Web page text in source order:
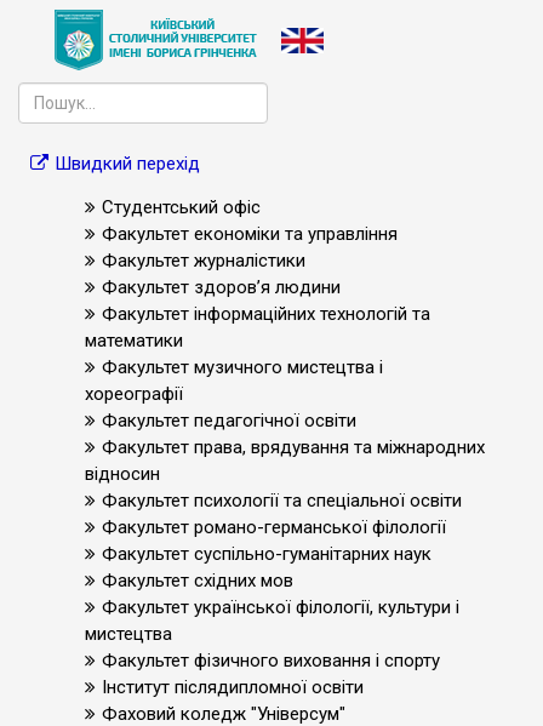
Швидкий перехід
Студентський офіс
Факультет економіки та управління
Факультет журналістики
Факультет здоров’я людини
Факультет інформаційних технологій та
математики
Факультет музичного мистецтва і
хореографії
Факультет педагогічної освіти
Факультет права, врядування та міжнародних
відносин
Факультет психології та спеціальної освіти
Факультет романо-германської філології
Факультет суспільно-гуманітарних наук
Факультет східних мов
Факультет української філології, культури і
мистецтва
Факультет фізичного виховання і спорту
Інститут післядипломної освіти
Фаховий коледж "Універсум"